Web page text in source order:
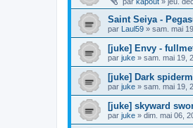
Saint Seiya -
par Laul59 » sam. mai
[juke] Envy -
par juke » sam. mai 19,
[juke] Dark
par juke » sam. mai 19,
[juke] skyward
par juke » dim. mai 06,